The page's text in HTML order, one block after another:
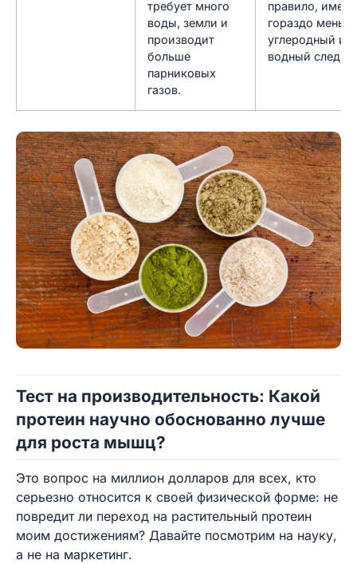
требует много
воды, земли и
производит
больше
парниковых
газов.
правило,
гораздо
углеродный и
водный след.
Тест на производительность: Какой
протеин научно обоснованно лучше
для роста мышц?
Это вопрос на миллион долларов для всех, кто
серьезно относится к своей физической форме: не
повредит ли переход на растительный протеин
моим достижениям? Давайте посмотрим на науку,
а не на маркетинг.